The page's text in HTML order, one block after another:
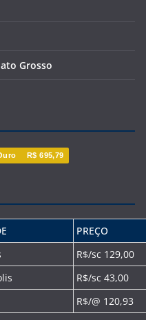
Grosso
R$ 695,79
PREÇO
R$/sc 129,00
R$/sc 43,00
R$/@ 120,93